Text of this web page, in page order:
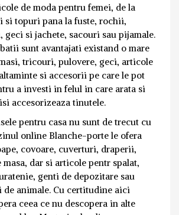
de moda pentru femei, de la
si topuri pana la fuste, rochii,
geci si jachete, sacouri sau pijamale.
sunt avantajati existand o mare
tricouri, pulovere, geci, articole
si accesorii pe care le pot
a investi in felul in care arata si
accesorizeaza tinutele.
pentru casa nu sunt de trecut cu
online Blanche-porte le ofera
covoare, cuverturi, draperii,
masa, dar si articole pentr spalat,
genti de depozitare sau
animale. Cu certitudine aici
ceea ce nu descopera in alte